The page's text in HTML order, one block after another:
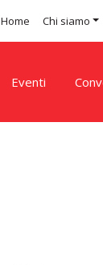
Home Chi siamo
Eventi